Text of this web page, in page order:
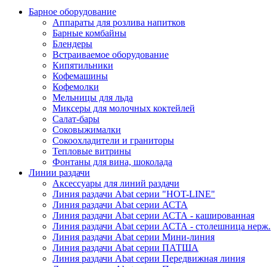
Барное оборудование
Аппараты для розлива напитков
Барные комбайны
Блендеры
Встраиваемое оборудование
Кипятильники
Кофемашины
Кофемолки
Мельницы для льда
Миксеры для молочных коктейлей
Салат-бары
Соковыжималки
Сокоохладители и граниторы
Тепловые витрины
Фонтаны для вина, шоколада
Линии раздачи
Аксессуары для линий раздачи
Линия раздачи Abat серии "HOT-LINE"
Линия раздачи Abat серии АСТА
Линия раздачи Abat серии АСТА - кашированная
Линия раздачи Abat серии АСТА - столешница нерж.
Линия раздачи Abat серии Мини-линия
Линия раздачи Abat серии ПАТША
Линия раздачи Abat серии Передвижная линия